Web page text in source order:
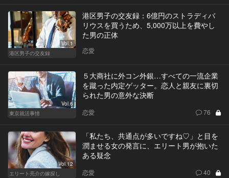
Vol.1
港区男子の交友録
港区男子の交友録：6億円のストラディバ
リウスを買うため、5,000万以上を費やし
た男の正体
恋愛
Vol.6
東京就活事情
５大商社に外コン外銀…すべての一流企業
を蹴った内定ゲッター。恋人と親友に裏切
られた男の意外な決断
恋愛 76
Vol.12
エリート亮介の嫁探し
「私たち、共通点が多いですね♡」と目を
潤ませる女の発言に、エリート男が抱いた
ある疑念
恋愛 40